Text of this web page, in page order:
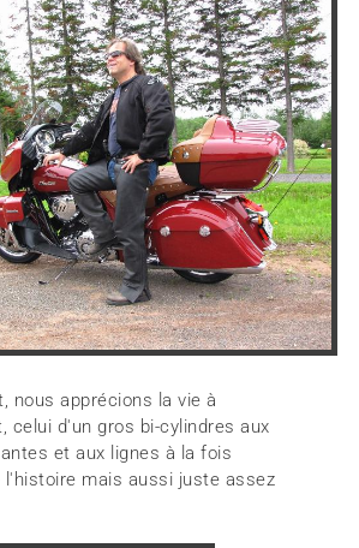
nous apprécions la vie à
celui d'un gros bi-cylindres aux
et aux lignes à la fois
l'histoire mais aussi juste assez